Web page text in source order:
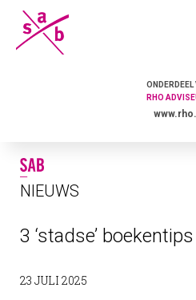
ONDERDEEL
RHO
NIEUWS
3 ‘stadse’
23 JULI 2025